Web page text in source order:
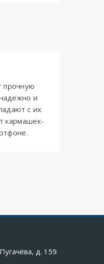
прочную
и
с их
кармашек-
д. 159